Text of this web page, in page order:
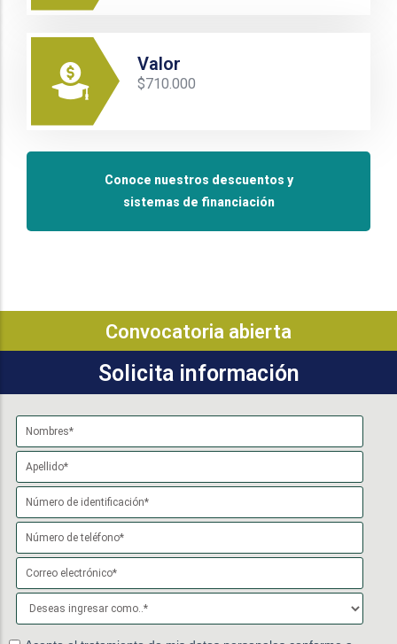
Valor
$710.000
Conoce nuestros descuentos y
sistemas de financiación
Convocatoria abierta
Solicita información